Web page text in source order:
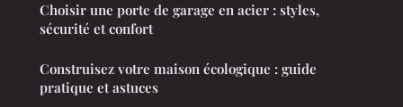
Choisir une porte de garage en acier : styles,
sécurité et confort
Construisez votre maison écologique : guide
pratique et astuces